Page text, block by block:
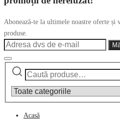
Abonează-te la ultimele noastre oferte
produse.
Caută
Acasă